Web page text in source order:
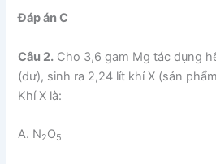
Đáp án C
Câu 2. Cho 3,6 gam Mg tác dụng
(dư), sinh ra 2,24 lít khí X (sản
Khí X là:
A. N2O5